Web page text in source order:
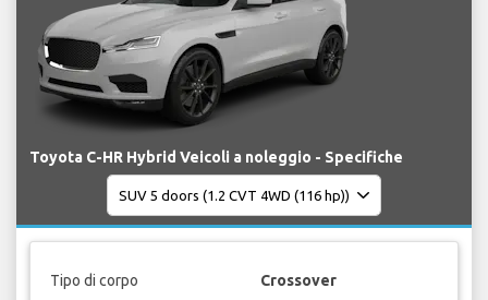
Toyota C-HR Hybrid Veicoli a noleggio - Specifiche
Tipo di corpo Crossover